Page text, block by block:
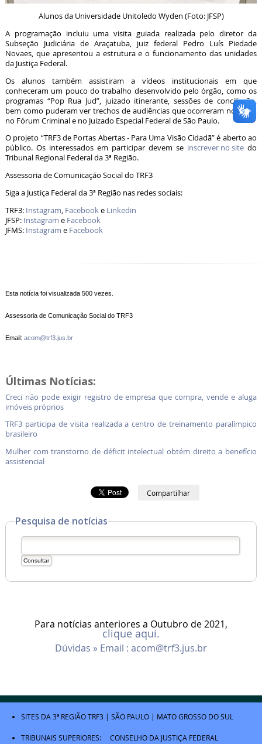
Alunos da Universidade Unitoledo Wyden (Foto: JFSP)
A programação incluiu uma visita guiada realizada pelo diretor da
Subseção Judiciária de Araçatuba, juiz federal Pedro Luís Piedade
Novaes, que apresentou a estrutura e o funcionamento das unidades
da Justiça Federal.
Os alunos também assistiram a vídeos institucionais em que
conheceram um pouco do trabalho desenvolvido pelo órgão, como os
programas “Pop Rua Jud”, juizado itinerante, sessões de conciliação,
bem como puderam ver trechos de audiências que ocorreram no TRF3,
no Fórum Criminal e no Juizado Especial Federal de São Paulo.
O projeto “TRF3 de Portas Abertas - Para Uma Visão Cidadã” é aberto ao
público. Os interessados em participar devem se inscrever no site do
Tribunal Regional Federal da 3ª Região.
Assessoria de Comunicação Social do TRF3
Siga a Justiça Federal da 3ª Região nas redes sociais:
TRF3: Instagram, Facebooke Linkedin
JFSP: Instagram e Facebook
JFMS: Instagram e Facebook
Esta notícia foi visualizada 500 vezes.
Assessoria de Comunicação Social do TRF3
Email: acom@trf3.jus.br
Últimas Notícias:
Creci não pode exigir registro de empresa que compra, vende e aluga
imóveis próprios
TRF3 participa de visita realizada a centro de treinamento paralímpico
brasileiro
Mulher com transtorno de déficit intelectual obtém direito a benefício
assistencial
Compartilhar
Pesquisa de notícias
Para notícias anteriores a Outubro de 2021,
clique aqui.
Dúvidas » Email : acom@trf3.jus.br
SITES DA 3ª REGIÃOTRF3 | SÃO PAULO | MATO GROSSO DO SUL
TRIBUNAIS SUPERIORES:
CONSELHO DA JUSTIÇA FEDERAL